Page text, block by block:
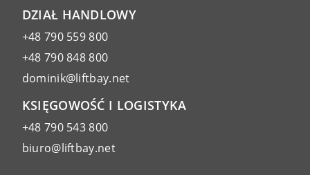
DZIAŁ HANDLOWY
+48 790 559 800
+48 790 848 800
dominik@liftbay.net
KSIĘGOWOŚĆ I LOGISTYKA
+48 790 543 800
biuro@liftbay.net